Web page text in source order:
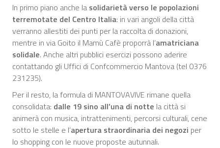
In primo piano anche la solidarietà verso le popolazioni
terremotate del Centro Italia: in vari angoli della città
verranno allestiti dei punti per la raccolta di donazioni,
mentre in via Goito il Mamù Cafè proporrà l’amatriciana
solidale. Anche altri pubblici esercizi possono aderire
contattando gli Uffici di Confcommercio Mantova (tel 0376
231235).
Per il resto, la formula di MANTOVAVIVE rimane quella
consolidata: dalle 19 sino all’una di notte la città si
animerà con musica, intrattenimenti, percorsi culturali, cene
sotto le stelle e l’apertura straordinaria dei negozi per
lo shopping con le nuove proposte autunnali.